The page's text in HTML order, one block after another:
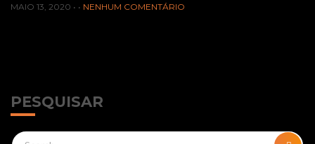
MAIO 13, 2020 • • NENHUM COMENTÁRIO
PESQUISAR
Search